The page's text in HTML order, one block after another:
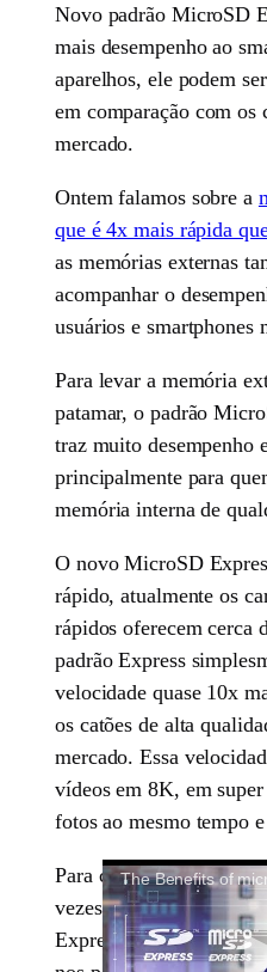
Novo padrão MicroSD
mais desempenho ao
aparelhos, ele podem
em comparação com os
mercado.
Ontem falamos sobre a
que é 4x mais rápida
as memórias externas
acompanhar o
usuários e smartphones
Para levar a memória
patamar, o padrão
traz muito desempenho
principalmente para
memória interna de
O novo MicroSD
rápido, atualmente os
rápidos oferecem cerca
padrão Express
velocidade quase 10x
os catões de alta
mercado. Essa
vídeos em 8K, em
fotos ao mesmo tempo
The Benefits of
Para conseguir esse
vezes mais
Express conta com